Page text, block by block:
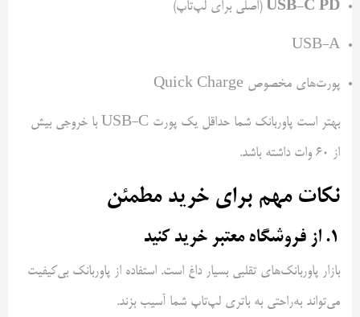
USB-C PD (اصلی برای لپ‌تاپ)
USB-A
پورت‌های مخصوص Quick Charge
بهتر است پاوربانک شما حداقل یک پورت USB-C با خروجی بیش
از ۶۰ وات داشته باشد.
نکات مهم برای خرید مطمئن
۱. از فروشگاه معتبر خرید کنید
بازار پاوربانک‌های تقلبی بسیار داغ است. استفاده از پاوربانک بی‌کیفیت
می‌تواند به‌راحتی به باتری لپ‌تاپ شما آسیب بزند.